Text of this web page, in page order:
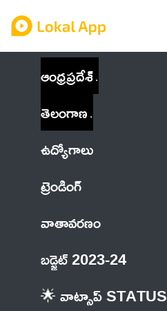
ఆంధ్రప్రదేశ్
తెలంగాణ
ఉద్యోగాలు
ట్రెండింగ్
వాతావరణం
బడ్జెట్ 2023-24
🌟 వాట్సాప్ STATUS